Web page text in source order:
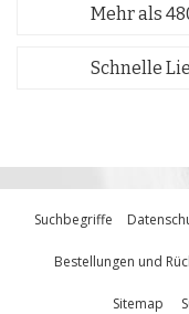
Mehr als
Schnelle
Suchbegriffe
Bestellungen und
Sitemap